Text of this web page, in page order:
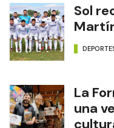
Sol
La
una